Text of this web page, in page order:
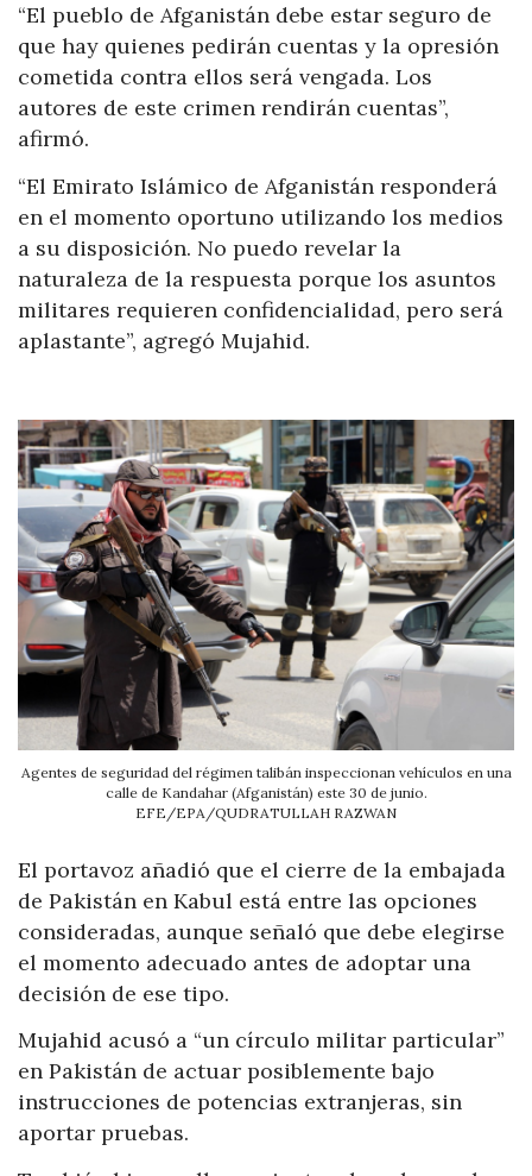
“El pueblo de Afganistán debe estar seguro de
que hay quienes pedirán cuentas y la opresión
cometida contra ellos será vengada. Los
autores de este crimen rendirán cuentas”,
afirmó.
“El Emirato Islámico de Afganistán responderá
en el momento oportuno utilizando los medios
a su disposición. No puedo revelar la
naturaleza de la respuesta porque los asuntos
militares requieren confidencialidad, pero será
aplastante”, agregó Mujahid.
Agentes de seguridad del régimen talibán inspeccionan vehículos en una
calle de Kandahar (Afganistán) este 30 de junio.
EFE/EPA/QUDRATULLAH RAZWAN
El portavoz añadió que el cierre de la embajada
de Pakistán en Kabul está entre las opciones
consideradas, aunque señaló que debe elegirse
el momento adecuado antes de adoptar una
decisión de ese tipo.
Mujahid acusó a “un círculo militar particular”
en Pakistán de actuar posiblemente bajo
instrucciones de potencias extranjeras, sin
aportar pruebas.